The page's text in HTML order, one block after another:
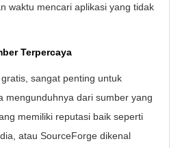
waktu mencari aplikasi yang tidak
Terpercaya
sangat penting untuk
mengunduhnya dari sumber yang
memiliki reputasi baik seperti
atau SourceForge dikenal